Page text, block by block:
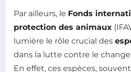
Par ailleurs, le Fonds
protection des animaux
lumière le rôle crucial des
dans la lutte contre le
En effet, ces espèces,